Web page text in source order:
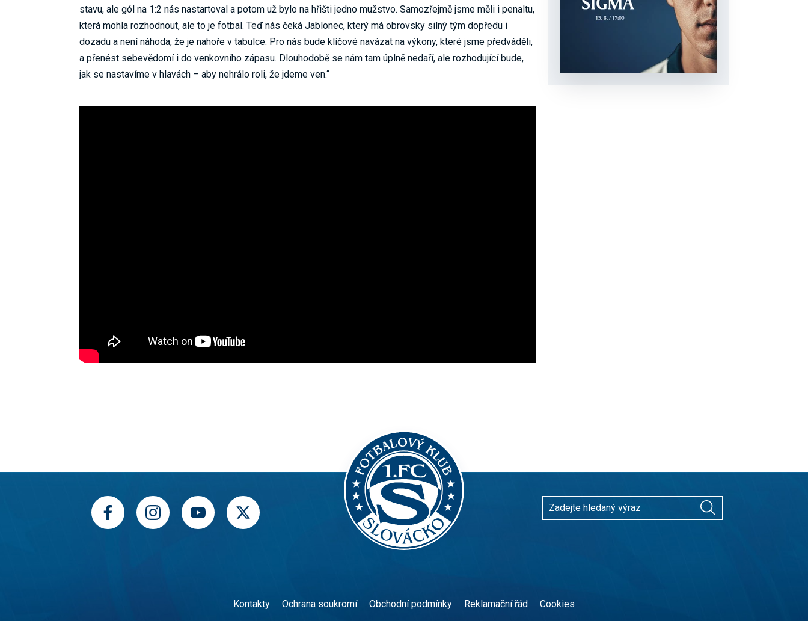
stavu, ale gól na 1:2 nás nastartoval a potom už bylo na hřišti jedno mužstvo. Samozřejmě jsme měli i penaltu,
která mohla rozhodnout, ale to je fotbal. Teď nás čeká Jablonec, který má obrovsky silný tým dopředu i
dozadu a není náhoda, že je nahoře v tabulce. Pro nás bude klíčové navázat na výkony, které jsme předváděli,
a přenést sebevědomí i do venkovního zápasu. Dlouhodobě se nám tam úplně nedaří, ale rozhodující bude,
jak se nastavíme v hlavách – aby nehrálo roli, že jdeme ven.“
Kontakty Ochrana soukromí Obchodní podmínky Reklamační řád Cookies